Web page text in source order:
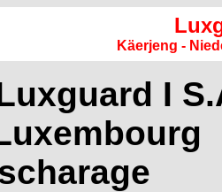
Käerjeng -
I